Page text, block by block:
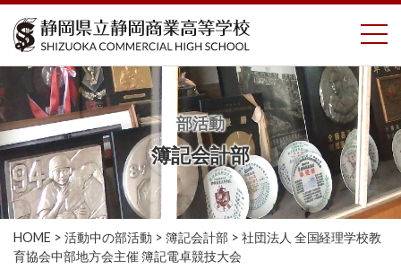
コ
ツ
へ
ス
キ
ッ
プ
部活動
簿記会計部
HOME > 活動中の部活動 > 簿記会計部 > 社団法人 全国経理学校教
育協会中部地方会主催 簿記電卓競技大会